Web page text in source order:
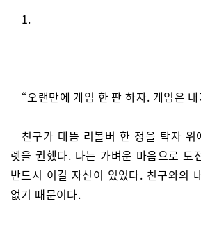
1.
“오랜만에 게임 한 판 하자. 게임은
친구가 대뜸 리볼버 한 정을 탁자 위
렛을 권했다. 나는 가벼운 마음으로 도
반드시 이길 자신이 있었다. 친구와의
없기 때문이다.